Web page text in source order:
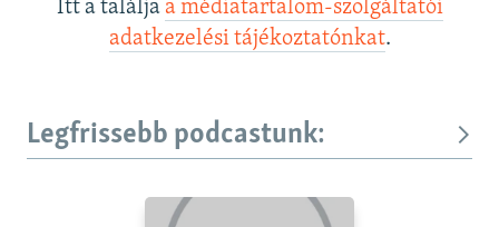
Itt a találja a médiatartalom-szolgáltatói
adatkezelési tájékoztatónkat.
Legfrissebb podcastunk: